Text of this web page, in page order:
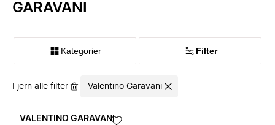
GARAVANI
Kategorier Filter
Fjern alle filter Valentino Garavani
VALENTINO GARAVANI